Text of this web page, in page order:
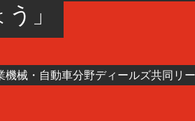
」
械・自動車分野ディールズ共同リ